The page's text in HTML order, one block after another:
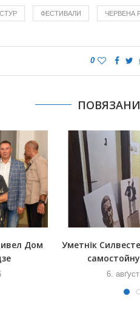
ФЕСТИВАЛИ ЧЕРВЕНА
0
Дом
Уметнїк
6.